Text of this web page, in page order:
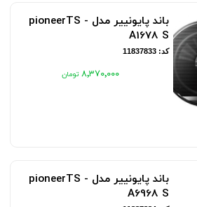
باند پایونییر مدل pioneerTS -
A1678 S
کد: 11837833
۸٬۳۷۰٬۰۰۰
باند پایونییر مدل pioneerTS -
A6968 S